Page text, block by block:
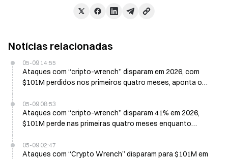
Notícias relacionadas
05-09 14:55
Ataques com “cripto-wrench” disparam em 2026, com
$101M perdidos nos primeiros quatro meses, aponta o
05-09 08:53
Ataques com “cripto-wrench” disparam 41% em 2026,
$101M perde nas primeiras quatro meses enquanto
05-09 02:47
Ataques com “Crypto Wrench” disparam para $101M em